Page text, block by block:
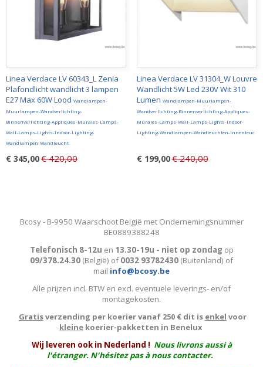
Linea Verdace LV 60343_L Zenia
Plafondlicht wandlicht 3 lampen
E27 Max 60W Lood Wandlampen-
Muurlampen-Wandverlichting-
Binnenverlichting-Appliques-Murales-Lamps-
Wall-Lamps-Lights-Indoor-Lighting-
Wandlampen-Wandleucht
€ 345,00€ 420,00
Linea Verdace LV 31304_W Louvre
Wandlicht 5W Led 230V Wit 310
Lumen Wandlampen-Muurlampen-
Wandverlichting-Binnenverlichting-Appliques-
Murales-Lamps-Wall-Lamps-Lights-Indoor-
Lighting-Wandlampen-Wandleuchten-Innenleuc
€ 199,00€ 240,00
Bcosy - B-9950 Waarschoot België met Ondernemingsnummer
BE0889388248
Telefonisch 8-12u en 13.30-19u - niet op zondag op
09/378.24.30 (België) of0032 93782430 (Buitenland) of
mail info@bcosy.be
Alle prijzen incl. BTW en excl. eventuele leverings- en/of
montagekosten.
Gratisverzending per koerier vanaf 250 € dit is enkel voor
kleinekoerier-pakketten in Benelux
Wij leveren ook in Nederland ! Nous livrons aussi à
l'étranger. N'hésitez pas à nous contacter.